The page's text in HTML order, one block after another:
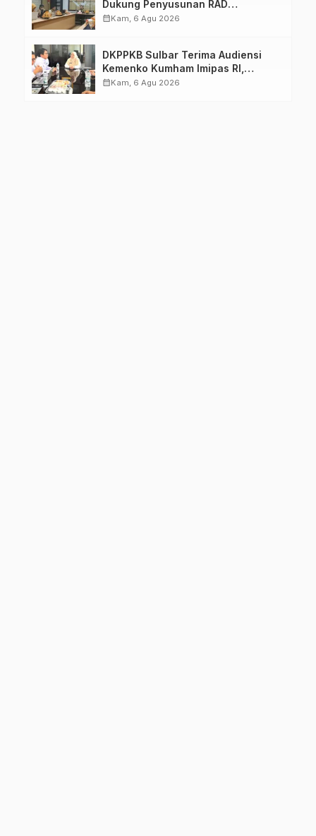
Dukung Penyusunan RAD
TPB/SDGs Sulawesi Barat
calendar_monthKam, 6 Agu 2026
DKPPKB Sulbar Terima Audiensi
Kemenko Kumham Imipas RI,
Perkuat Pelayanan Kesehatan bagi
calendar_monthKam, 6 Agu 2026